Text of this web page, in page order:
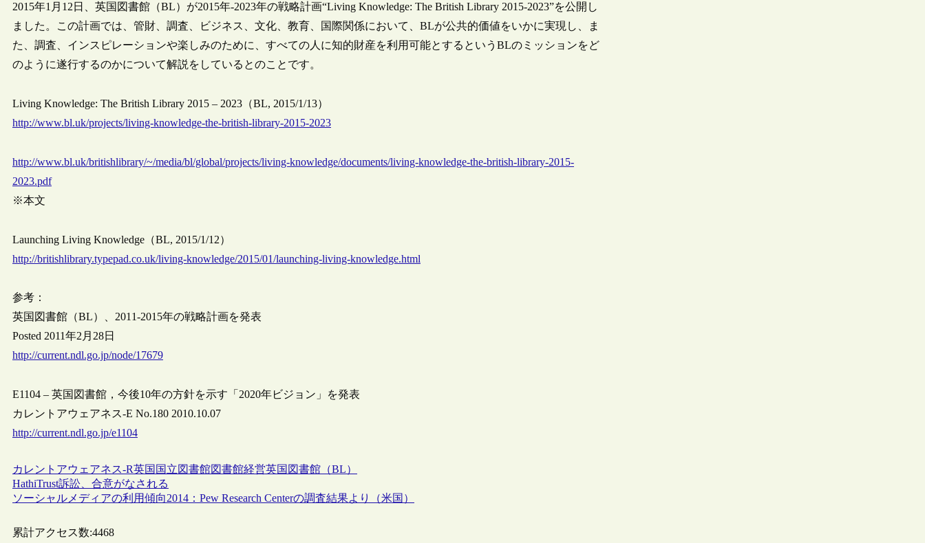
2015年1月12日、英国図書館（BL）が2015年-2023年の戦略計画“Living Knowledge: The British Library 2015-2023”を公開し
ました。この計画では、管財、調査、ビジネス、文化、教育、国際関係において、BLが公共的価値をいかに実現し、ま
た、調査、インスピレーションや楽しみのために、すべての人に知的財産を利用可能とするというBLのミッションをど
のように遂行するのかについて解説をしているとのことです。
Living Knowledge: The British Library 2015 – 2023（BL, 2015/1/13）
http://www.bl.uk/projects/living-knowledge-the-british-library-2015-2023
http://www.bl.uk/britishlibrary/~/media/bl/global/projects/living-knowledge/documents/living-knowledge-the-british-library-2015-
2023.pdf
※本文
Launching Living Knowledge（BL, 2015/1/12）
http://britishlibrary.typepad.co.uk/living-knowledge/2015/01/launching-living-knowledge.html
参考：
英国図書館（BL）、2011-2015年の戦略計画を発表
Posted 2011年2月28日
http://current.ndl.go.jp/node/17679
E1104 – 英国図書館，今後10年の方針を示す「2020年ビジョン」を発表
カレントアウェアネス-E No.180 2010.10.07
http://current.ndl.go.jp/e1104
カレントアウェアネス-R英国 国立図書館図書館経営英国図書館（BL）
HathiTrust訴訟、合意がなされる
ソーシャルメディアの利用傾向2014：Pew Research Centerの調査結果より（米国）
累計アクセス数:4468